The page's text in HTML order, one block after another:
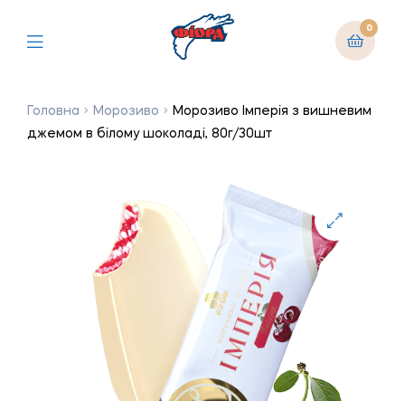
0
Головна Морозиво
Морозиво Імперія з вишневим
джемом в білому шоколаді, 80г/30шт
🔍